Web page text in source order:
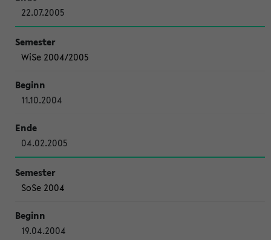
22.07.2005
WiSe 2004/2005
11.10.2004
04.02.2005
SoSe 2004
19.04.2004